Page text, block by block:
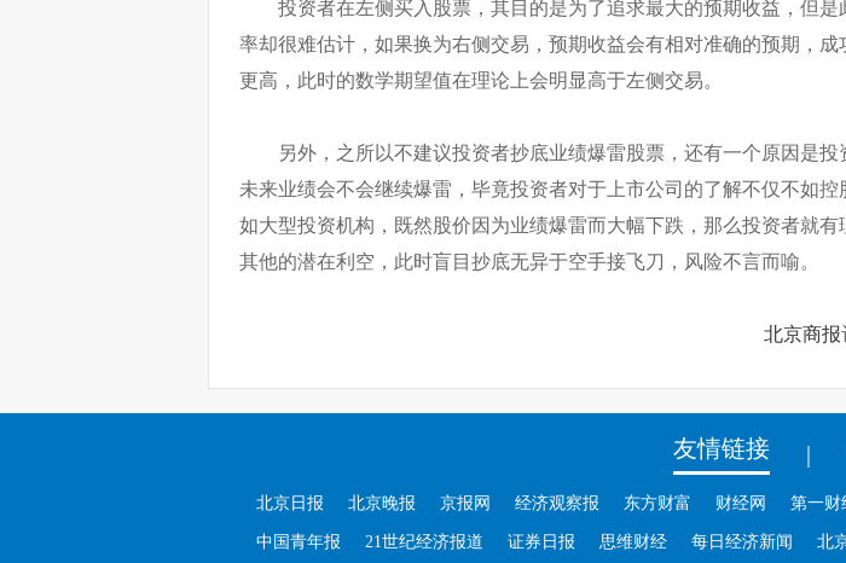
投资者在左侧买入股票，其目的是为了追求最大的预期收益，但是
率却很难估计，如果换为右侧交易，预期收益会有相对准确的预期，成
更高，此时的数学期望值在理论上会明显高于左侧交易。
另外，之所以不建议投资者抄底业绩爆雷股票，还有一个原因是投
未来业绩会不会继续爆雷，毕竟投资者对于上市公司的了解不仅不如控
如大型投资机构，既然股价因为业绩爆雷而大幅下跌，那么投资者就有
其他的潜在利空，此时盲目抄底无异于空手接飞刀，风险不言而喻。
北京商报
友情链接 |
北京日报 北京晚报 京报网 经济观察报 东方财富 财经网 第一财
中国青年报 21世纪经济报道 证券日报 思维财经 每日经济新闻 北